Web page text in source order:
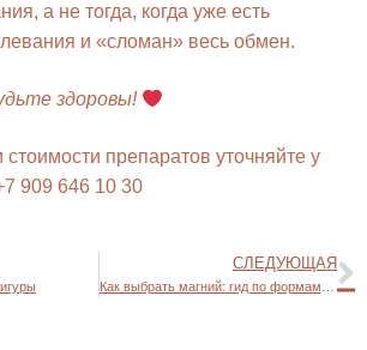
а не тогда, когда уже есть
и «сломан» весь обмен.
здоровы!
препаратов уточняйте у
909 646 10 30
СЛЕДУЮЩАЯ